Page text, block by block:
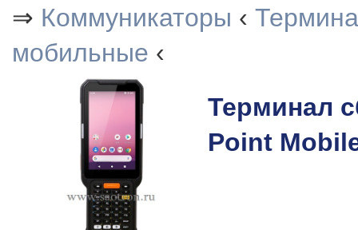
⇒ Коммуникаторы ‹
мобильные ‹
Терминал
Point